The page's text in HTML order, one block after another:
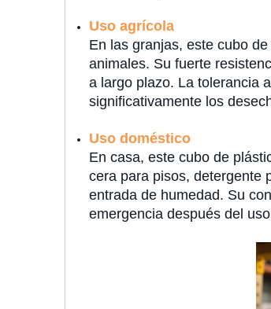
Uso agrícola
En las granjas, este cubo
animales. Su fuerte
a largo plazo. La tolerancia
significativamente los
Uso doméstico
En casa, este cubo de
cera para pisos, detergente
entrada de humedad. Su
emergencia después del